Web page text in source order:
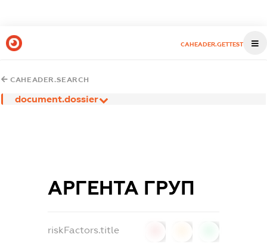
CAHEADER.GETTEST
CAHEADER.SEARCH
document.dossier
АРГЕНТА ГРУП
riskFactors.title